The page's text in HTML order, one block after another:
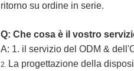
ritorno su ordine in serie.
Q: Che cosa è il vostro
A: 1. il servizio del ODM &
2. La progettazione della